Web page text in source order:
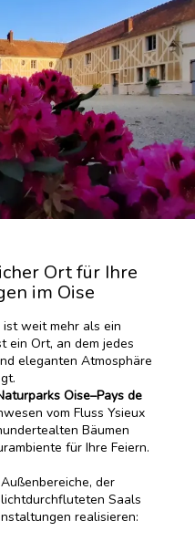
Ort für Ihre
im Oise
ist weit mehr als ein
ein Ort, an dem jedes
eleganten Atmosphäre
Oise–Pays de
vom Fluss Ysieux
Bäumen
für Ihre Feiern.
der
Saals
realisieren: